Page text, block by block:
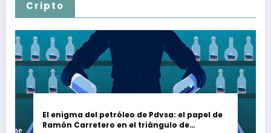
Cripto
El enigma del petróleo de Pdvsa: el papel de
Ramón Carretero en el triángulo de